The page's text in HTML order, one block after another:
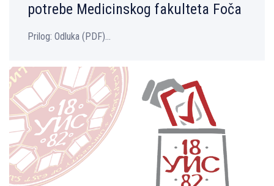
potrebe Medicinskog fakulteta Foča
Prilog: Odluka (PDF)...